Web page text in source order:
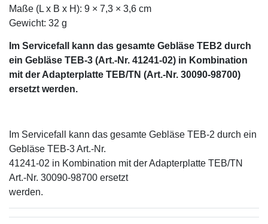
Maße (L x B x H): 9 × 7,3 × 3,6 cm
Gewicht: 32 g
Im Servicefall kann das gesamte Gebläse TEB2 durch
ein Gebläse TEB-3 (Art.-Nr. 41241-02) in Kombination
mit der Adapterplatte TEB/TN (Art.-Nr. 30090-98700)
ersetzt werden.
Im Servicefall kann das gesamte Gebläse TEB-2 durch ein
Gebläse TEB-3 Art.-Nr.
41241-02 in Kombination mit der Adapterplatte TEB/TN
Art.-Nr. 30090-98700 ersetzt
werden.